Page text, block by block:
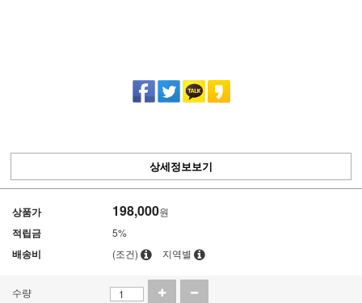
상세정보보기
상품가 198,000원
적립금 5%
배송비 (조건) 지역별
수량